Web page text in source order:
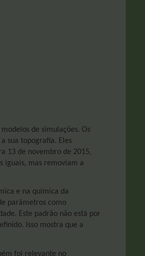
de simulações. Os
sua topografia. Eles
13 de novembro de 2015,
iguais, mas removiam a
e na química da
parâmetros como
Este padrão não está por
Isso mostra que a
foi relevante no